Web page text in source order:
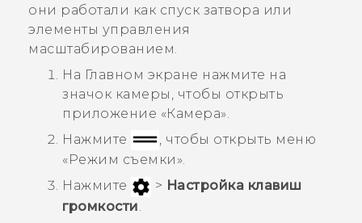
они работали как спуск затвора или
элементы управления
масштабированием.
На Главном экране нажмите на
значок камеры, чтобы открыть
приложение «Камера».
Нажмите
, чтобы открыть меню
«Режим съемки ».
Нажмите
> Настройка клавиш
громкости